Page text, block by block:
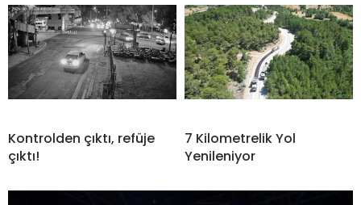
Kontrolden çıktı, refüje
çıktı!
7 Kilometrelik Yol
Yenileniyor